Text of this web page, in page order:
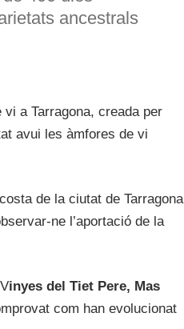
ancestrals
a Tarragona, creada per
avui les àmfores de vi
de la ciutat de Tarragona
ne l’aportació de la
inyes del Tiet Pere, Mas
com han evolucionat